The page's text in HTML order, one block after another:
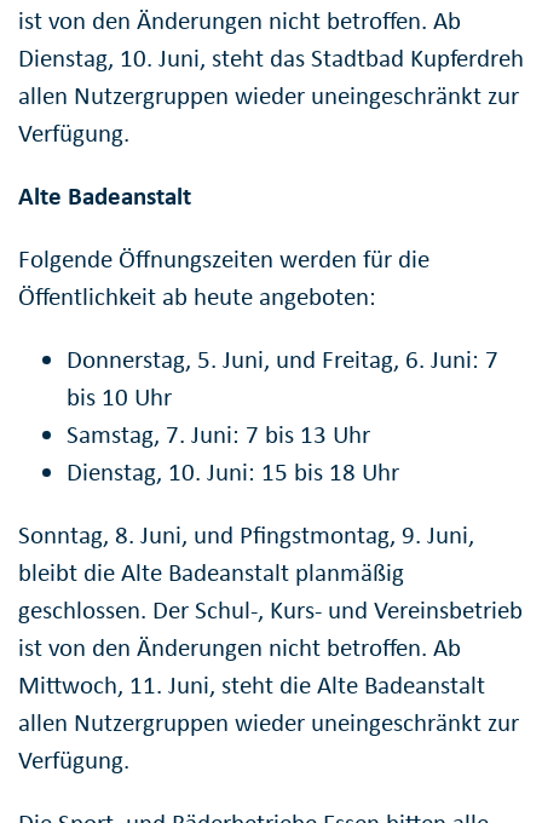
ist von den Änderungen nicht betroffen. Ab
Dienstag, 10. Juni, steht das Stadtbad Kupferdreh
allen Nutzergruppen wieder uneingeschränkt zur
Verfügung.
Alte Badeanstalt
Folgende Öffnungszeiten werden für die
Öffentlichkeit ab heute angeboten:
Donnerstag, 5. Juni, und Freitag, 6. Juni: 7
bis 10 Uhr
Samstag, 7. Juni: 7 bis 13 Uhr
Dienstag, 10. Juni: 15 bis 18 Uhr
Sonntag, 8. Juni, und Pfingstmontag, 9. Juni,
bleibt die Alte Badeanstalt planmäßig
geschlossen. Der Schul-, Kurs- und Vereinsbetrieb
ist von den Änderungen nicht betroffen. Ab
Mittwoch, 11. Juni, steht die Alte Badeanstalt
allen Nutzergruppen wieder uneingeschränkt zur
Verfügung.